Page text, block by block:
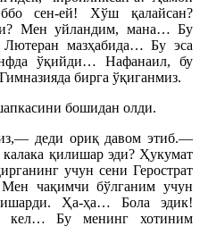
сен-ей! Хўш қалайсан?
Мен уйландим, мана… Бу
мазҳабида… Бу эса
ўқийди… Нафанаил, бу
бирга ўқиганмиз.
бошидан олди.
деди ориқ давом этиб.—
қилишар эди? Ҳукумат
учун сени Герострат
чақимчи бўлганим учун
Ҳа-ҳа… Бола эдик!
кел… Бу менинг хотиним